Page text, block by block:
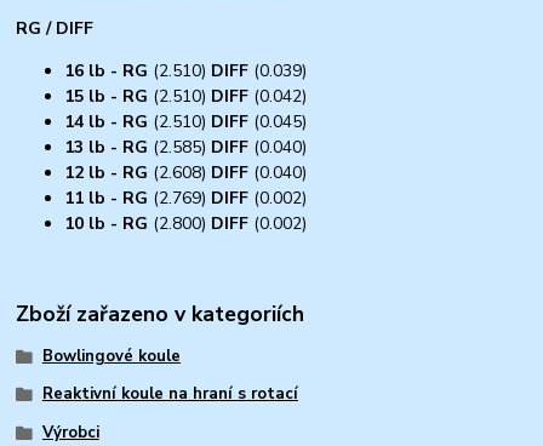
RG / DIFF
16 lb - RG (2.510) DIFF (0.039)
15 lb - RG (2.510) DIFF (0.042)
14 lb - RG (2.510) DIFF (0.045)
13 lb - RG (2.585) DIFF (0.040)
12 lb - RG (2.608) DIFF (0.040)
11 lb - RG (2.769) DIFF (0.002)
10 lb - RG (2.800) DIFF (0.002)
Zboží zařazeno v kategoriích
Bowlingové koule
Reaktivní koule na hraní s rotací
Výrobci